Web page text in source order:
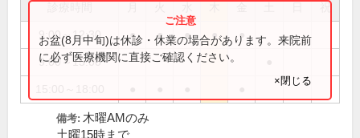
祝
9:00～12:30 ● ● ● ● ●
9:00～15:00
お盆(8月中旬)は休診・休業の場合があります。来院前
に必ず医療機関に直接ご確認ください。
×閉じる
備考: 木曜AMのみ
土曜15時まで